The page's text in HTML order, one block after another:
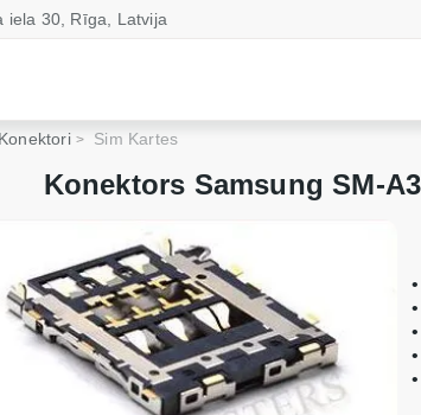
iela 30, Rīga, Latvija
Konektori Sim Kartes
Konektors Samsung SM-